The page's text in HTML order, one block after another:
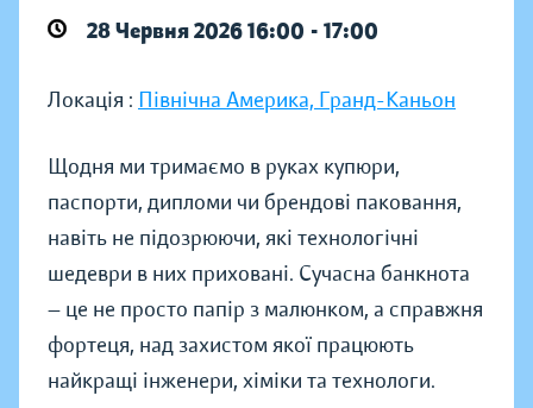
28 Червня 2026 16:00 - 17:00
Локація : Північна Америка, Гранд-Каньон
Щодня ми тримаємо в руках купюри,
паспорти, дипломи чи брендові паковання,
навіть не підозрюючи, які технологічні
шедеври в них приховані. Сучасна банкнота
— це не просто папір з малюнком, а справжня
фортеця, над захистом якої працюють
найкращі інженери, хіміки та технологи.